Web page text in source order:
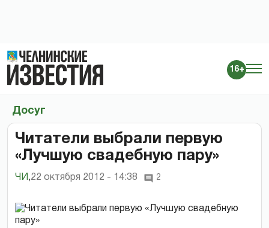
16+
Досуг
Читатели выбрали первую
«Лучшую свадебную пару»
ЧИ ,22 октября 2012 - 14:38 2